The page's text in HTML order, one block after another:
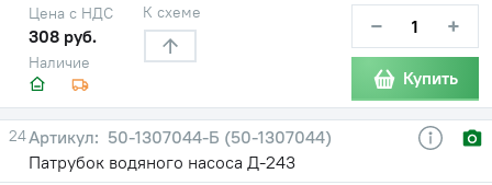
Наличие
Цена с НДС
308 руб.
К схеме − +
Купить
24
50-1307044-Б (50-1307044)
Патрубок водяного насоса Д-243